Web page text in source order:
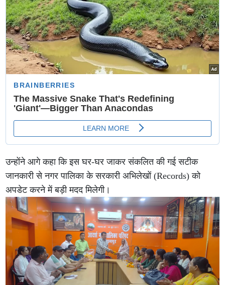
उन्होंने आगे कहा कि इस घर-घर जाकर संकलित की गई सटीक
जानकारी से नगर पालिका के सरकारी अभिलेखों (Records) को
अपडेट करने में बड़ी मदद मिलेगी।